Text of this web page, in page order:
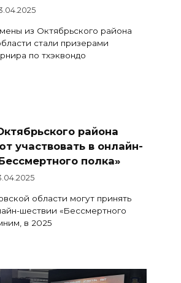
из Октябрьского района
стали призерами
по тхэквондо
района
участвовать в онлайн-
полка»
области могут принять
шествии «Бессмертного
в 2025